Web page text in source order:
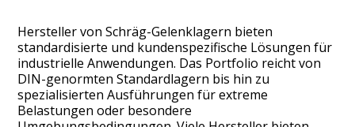
Hersteller von Schräg-Gelenklagern bieten
standardisierte und kundenspezifische Lösungen für
industrielle Anwendungen. Das Portfolio reicht von
DIN-genormten Standardlagern bis hin zu
spezialisierten Ausführungen für extreme
Belastungen oder besondere